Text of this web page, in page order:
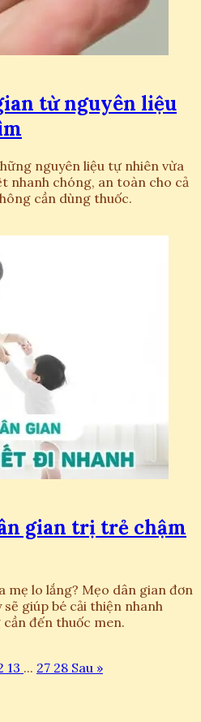
từ nguyên liệu
nguyên liệu tự nhiên vừa
nhanh chóng, an toàn cho cả
cần dùng thuốc.
gian trị trẻ chậm
mẹ lo lắng? Mẹo dân gian đơn
giúp bé cải thiện nhanh
đến thuốc men.
13 ... 27 28 Sau »